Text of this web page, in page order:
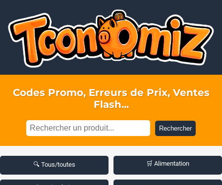
Codes Promo, Erreurs de Prix, Ventes
Flash...
Rechercher
🔍 Tous/toutes 🛒 Alimentation